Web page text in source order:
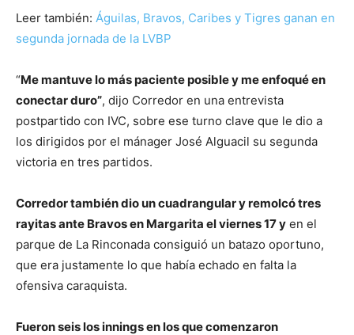
Leer también: Águilas, Bravos, Caribes y Tigres ganan en
segunda jornada de la LVBP
“Me mantuve lo más paciente posible y me enfoqué en
conectar duro”, dijo Corredor en una entrevista
postpartido con IVC, sobre ese turno clave que le dio a
los dirigidos por el mánager José Alguacil su segunda
victoria en tres partidos.
Corredor también dio un cuadrangular y remolcó tres
rayitas ante Bravos en Margarita el viernes 17 y en el
parque de La Rinconada consiguió un batazo oportuno,
que era justamente lo que había echado en falta la
ofensiva caraquista.
Fueron seis los innings en los que comenzaron